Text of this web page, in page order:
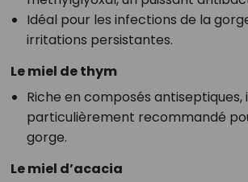
Idéal pour les infections de la
irritations persistantes.
Le miel de thym
Riche en composés antiseptiques,
particulièrement recommandé
gorge.
Le miel d’acacia